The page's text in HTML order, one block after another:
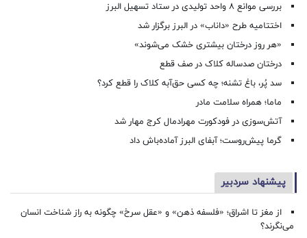
بررسی موانع ۸ واحد تولیدی در ستاد تسهیل البرز
اختتامیه طرح «داناب» در البرز برگزار شد
«هر روز درختان بیشتری خشک می‌شوند»
درختان صدساله کلاک در صف قطع
سد پُر، باغ تشنه؛ چه کسی حق‌آبه کلاک را قطع کرد؟
ماما؛ همراه سلامت مادر
آتش‌سوزی در فودکورت مهرادمال کرج مهار شد
گرما پیش‌روست؛ آبفای البرز آماده‌باش داد
پیشنهاد سردبیر
از مغز تا اشراق؛ «فلسفه ذهن» و «عقل سرخ» چگونه به راز شناخت انسان
می‌نگرند؟